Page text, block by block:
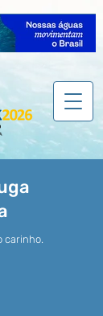
carinho.